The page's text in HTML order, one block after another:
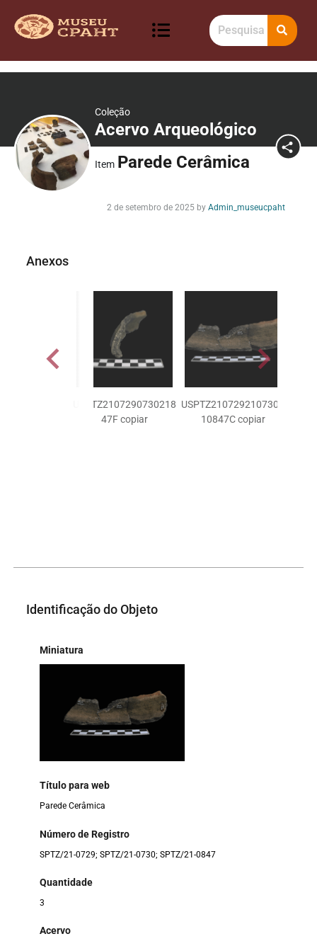
Coleção
Acervo Arqueológico
Item Parede Cerâmica
2 de setembro de 2025 by Admin_museucpaht
Anexos
USPTZ2107290730218
47F copiar
USPTZ2107292107302
10847C copiar
Identificação do Objeto
Miniatura
Título para web
Parede Cerâmica
Número de Registro
SPTZ/21-0729; SPTZ/21-0730; SPTZ/21-0847
Quantidade
3
Acervo